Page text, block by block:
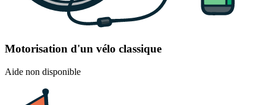
Motorisation d'un vélo classique
Aide non disponible